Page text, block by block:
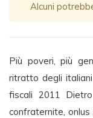
Alcuni
Più poveri, più
ritratto degli
fiscali 2011
confraternite,